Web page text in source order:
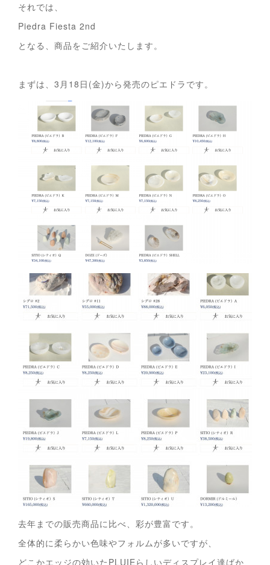
それでは、
Piedra Fiesta 2nd
となる、商品をご紹介いたします。
まずは、3月18日(金)から発売のピエドラです。
去年までの販売商品に比べ、彩が豊富です。
全体的に柔らかい色味やフォルムが多いですが、
どこかエッジの効いたPLUIEらしいディスプレイ達ばか